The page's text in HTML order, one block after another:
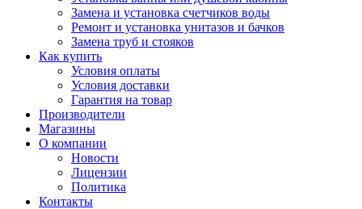
Замена и установка счетчиков воды
Ремонт и установка унитазов и бачков
Замена труб и стояков
Как купить
Условия оплаты
Условия доставки
Гарантия на товар
Производители
Магазины
О компании
Новости
Лицензии
Политика
Контакты